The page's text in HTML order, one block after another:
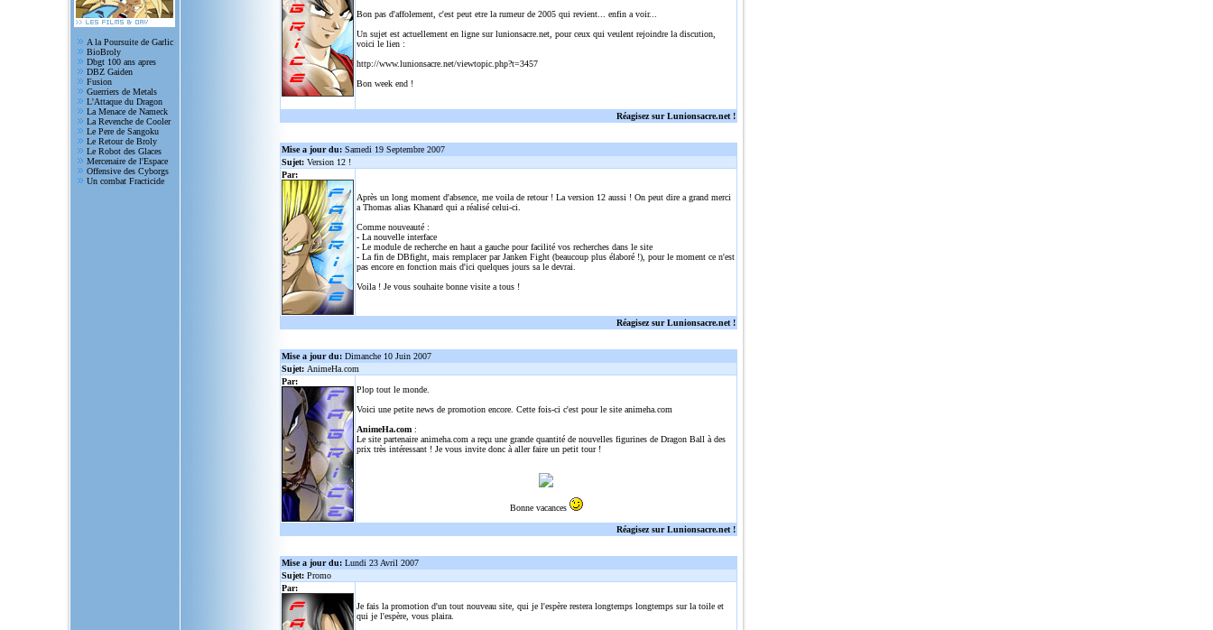
A la Poursuite de Garlic
BioBroly
Dbgt 100 ans apres
DBZ Gaiden
Fusion
Guerriers de Metals
L'Attaque du Dragon
La Menace de Nameck
La Revenche de Cooler
Le Pere de Sangoku
Le Retour de Broly
Le Robot des Glaces
Mercenaire de l'Espace
Offensive des Cyborgs
Un combat Fracticide
Bon pas d'affolement, c'est peut etre la rumeur de 2005 qui revient... enfin a voir...
Un sujet est actuellement en ligne sur lunionsacre.net, pour ceux qui veulent rejoindre la discution,
voici le lien :
http://www.lunionsacre.net/viewtopic.php?t=3457
Bon week end !
Réagisez sur Lunionsacre.net !
Mise a jour du: Samedi 19 Septembre 2007
Sujet: Version 12 !
Par:
Après un long moment d'absence, me voila de retour ! La version 12 aussi ! On peut dire a grand merci
a Thomas alias Khanard qui a réalisé celui-ci.
Comme nouveauté :
- La nouvelle interface
- Le module de recherche en haut a gauche pour facilité vos recherches dans le site
- La fin de DBfight, mais remplacer par Janken Fight (beaucoup plus élaboré !), pour le moment ce n'est
pas encore en fonction mais d'ici quelques jours sa le devrai.
Voila ! Je vous souhaite bonne visite a tous !
Réagisez sur Lunionsacre.net !
Mise a jour du: Dimanche 10 Juin 2007
Sujet: AnimeHa.com
Par:
Plop tout le monde.
Voici une petite news de promotion encore. Cette fois-ci c'est pour le site animeha.com
AnimeHa.com :
Le site partenaire animeha.com a reçu une grande quantité de nouvelles figurines de Dragon Ball à des
prix très intéressant ! Je vous invite donc à aller faire un petit tour !
Bonne vacances
Réagisez sur Lunionsacre.net !
Mise a jour du: Lundi 23 Avril 2007
Sujet: Promo
Par:
Je fais la promotion d'un tout nouveau site, qui je l'espère restera longtemps longtemps sur la toile et
qui je l'espère, vous plaira.